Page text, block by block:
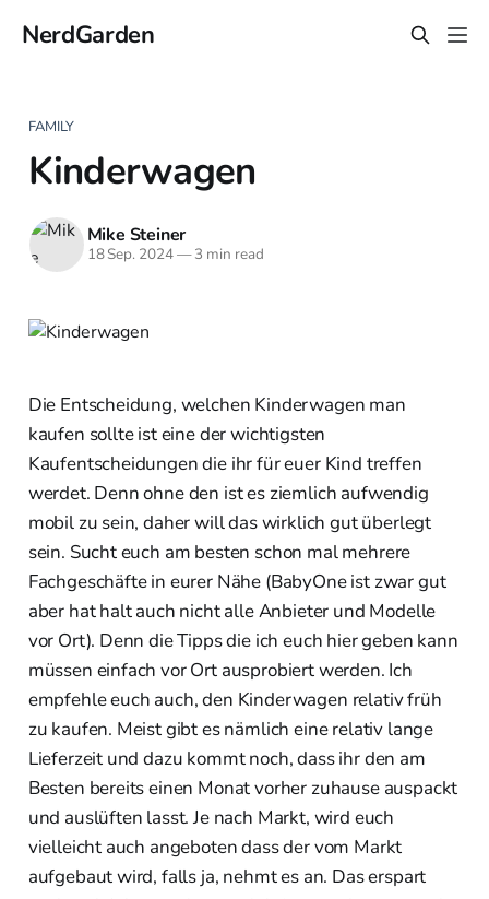
NerdGarden
FAMILY
Kinderwagen
Mike Steiner
18 Sep. 2024—3 min read
Die Entscheidung, welchen Kinderwagen man
kaufen sollte ist eine der wichtigsten
Kaufentscheidungen die ihr für euer Kind treffen
werdet. Denn ohne den ist es ziemlich aufwendig
mobil zu sein, daher will das wirklich gut überlegt
sein. Sucht euch am besten schon mal mehrere
Fachgeschäfte in eurer Nähe (BabyOne ist zwar gut
aber hat halt auch nicht alle Anbieter und Modelle
vor Ort). Denn die Tipps die ich euch hier geben kann
müssen einfach vor Ort ausprobiert werden. Ich
empfehle euch auch, den Kinderwagen relativ früh
zu kaufen. Meist gibt es nämlich eine relativ lange
Lieferzeit und dazu kommt noch, dass ihr den am
Besten bereits einen Monat vorher zuhause auspackt
und auslüften lasst. Je nach Markt, wird euch
vielleicht auch angeboten dass der vom Markt
aufgebaut wird, falls ja, nehmt es an. Das erspart